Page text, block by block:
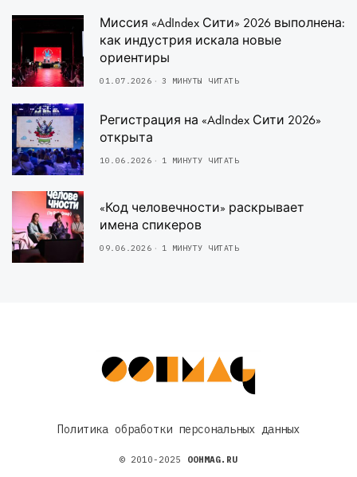
Миссия «AdIndex Сити» 2026 выполнена:
как индустрия искала новые
ориентиры
01.07.2026 3 МИНУТЫ ЧИТАТЬ
Регистрация на «AdIndex Сити 2026»
открыта
10.06.2026 1 МИНУТУ ЧИТАТЬ
«Код человечности» раскрывает
имена спикеров
09.06.2026 1 МИНУТУ ЧИТАТЬ
Политика обработки персональных данных
© 2010-2025 OOHMAG.RU